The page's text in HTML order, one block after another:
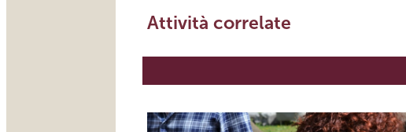
Attività correlate